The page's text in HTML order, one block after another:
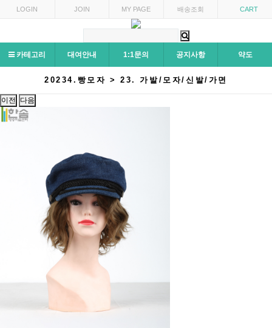
LOGIN JOIN MY PAGE 배송조회 CART
카테고리 대여안내 1:1문의 공지사항 약도
20234.빵모자 > 23. 가발/모자/신발/가면
이전 다음